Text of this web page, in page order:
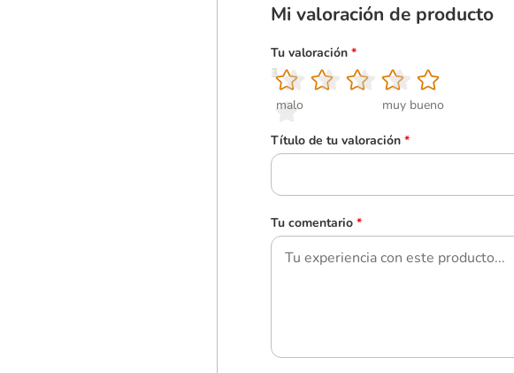
Mi valoración de producto
Tu valoración *
1
malo
2
3
4
5
muy bueno
Título de tu valoración *
Tu comentario *